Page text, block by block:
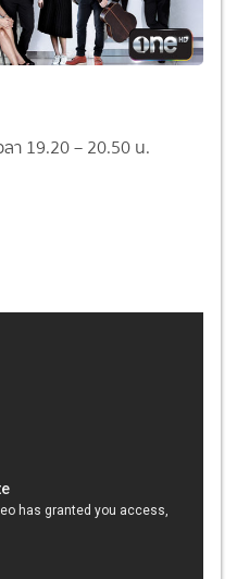
า 19.20 – 20.50 น.